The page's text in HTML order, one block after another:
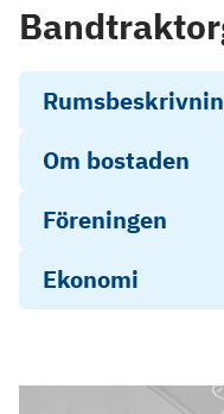
Om bostaden
Föreningen
Ekonomi